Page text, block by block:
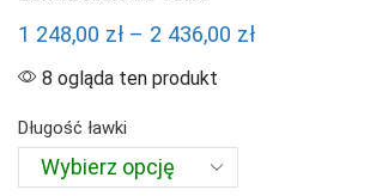
1 248,00 zł – 2 436,00 złZakres
8 ogląda ten produkt
Długość ławki